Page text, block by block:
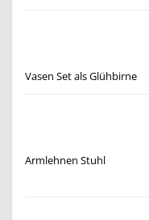
Vasen Set als Glühbirne
Armlehnen Stuhl